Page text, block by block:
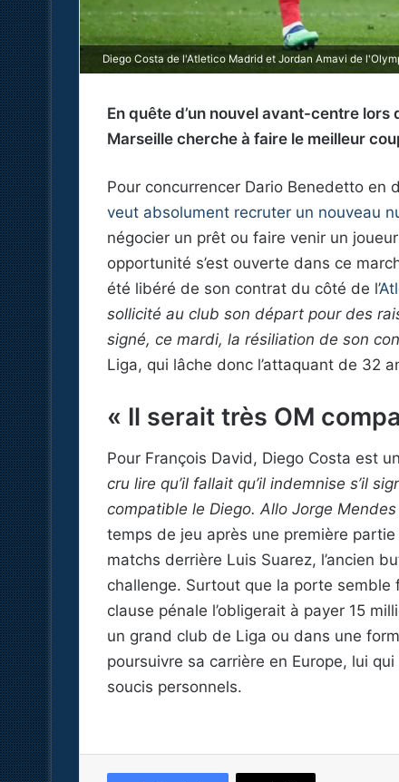
Diego Costa de l'Atletico Madrid et Jordan Amavi de
En quête d’un nouvel avant-centre
Marseille cherche à faire le meilleur
Pour concurrencer Dario Benedetto en
veut absolument recruter un nouveau
négocier un prêt ou faire venir un
opportunité s’est ouverte dans ce
été libéré de son contrat du côté de l’
sollicité au club son départ pour des
signé, ce mardi, la résiliation de son
Liga, qui lâche donc l’attaquant de 32
« Il serait très OM
Pour François David, Diego Costa est
cru lire qu’il fallait qu’il indemnise s’il
compatible le Diego. Allo Jorge Mendes
temps de jeu après une première
matchs derrière Luis Suarez, l’ancien
challenge. Surtout que la porte semble
clause pénale l’obligerait à payer 15
un grand club de Liga ou dans une
poursuivre sa carrière en Europe, lui
soucis personnels.